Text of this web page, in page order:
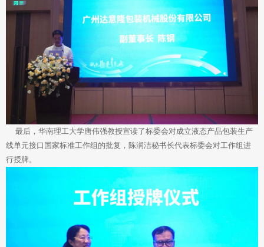
最后，华南理工大学唐伟强教授宣读了标委会对成立液态产品包装生产
线单元接口国家标准工作组的批复，陈润洁秘书长代表标委会对工作组进
行授牌。